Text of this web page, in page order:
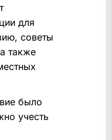
для
советы
также
было
учесть